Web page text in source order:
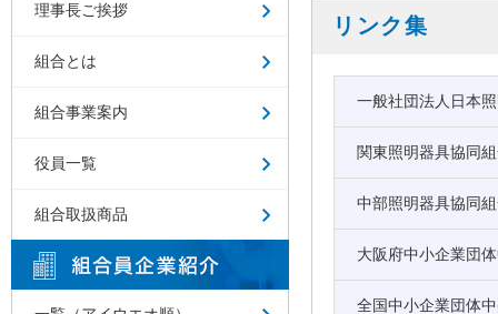
リンク集
一般社団法人日本
関東照明器具協同
中部照明器具協同
大阪府中小企業団
全国中小企業団体
理事長ご挨拶
組合とは
組合事業案内
役員一覧
組合取扱商品